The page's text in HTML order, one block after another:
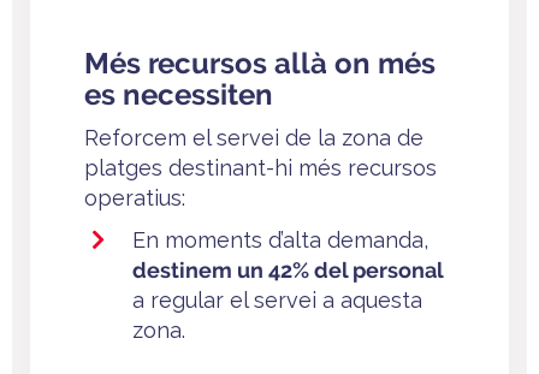
Més recursos allà on més
es necessiten
Reforcem el servei de la zona de
platges destinant-hi més recursos
operatius:
En moments d’alta demanda,
destinem un 42% del personal
a regular el servei a aquesta
zona.